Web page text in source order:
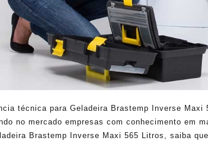
técnica para Geladeira Brastemp Inverse Maxi
no mercado empresas com conhecimento em
Brastemp Inverse Maxi 565 Litros, saiba